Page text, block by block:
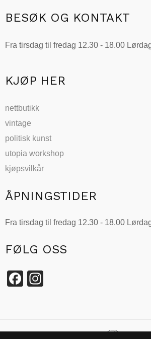
BESØK OG KONTAKT
Fra tirsdag til fredag 12.30 - 18.00
KJØP HER
nettbutikk
vintage
politisk kunst
utopia workshop
kjøpsvilkår
ÅPNINGSTIDER
Fra tirsdag til fredag 12.30 - 18.00
FØLG OSS
Facebook